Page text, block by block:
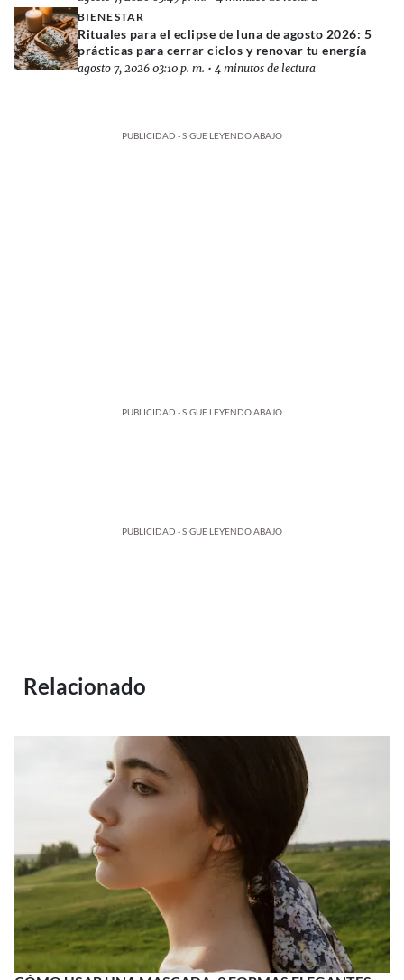
BIENESTAR
Rituales para el eclipse de luna de agosto 2026: 5
prácticas para cerrar ciclos y renovar tu energía
agosto 7, 2026 03:10 p. m. • 4 minutos de lectura
PUBLICIDAD - SIGUE LEYENDO ABAJO
PUBLICIDAD - SIGUE LEYENDO ABAJO
PUBLICIDAD - SIGUE LEYENDO ABAJO
Relacionado